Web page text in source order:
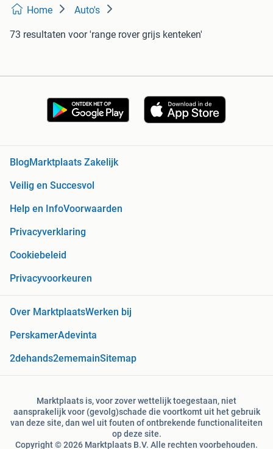
Home Auto's
73 resultaten voor 'range rover grijs kenteken'
Blog Marktplaats Zakelijk
Veilig en Succesvol
Help en InfoVoorwaarden
Privacyverklaring
Cookiebeleid
Privacyvoorkeuren
Over MarktplaatsWerken bij
PerskamerAdevinta
2dehands2ememainSitemap
Marktplaats is, voor zover wettelijk toegestaan, niet
aansprakelijk voor (gevolg)schade die voortkomt uit het gebruik
van deze site, dan wel uit fouten of ontbrekende functionaliteiten
op deze site.
Copyright © 2026 Marktplaats B.V. Alle rechten voorbehouden.